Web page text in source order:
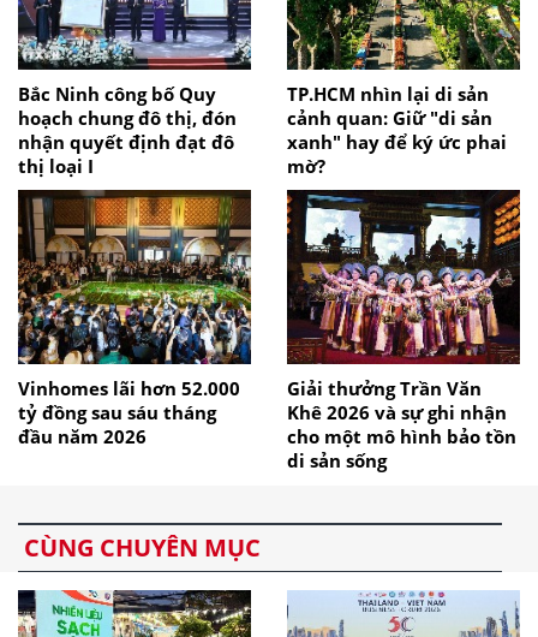
Bắc Ninh công bố Quy
hoạch chung đô thị, đón
nhận quyết định đạt đô
thị loại I
TP.HCM nhìn lại di sản
cảnh quan: Giữ "di sản
xanh" hay để ký ức phai
mờ?
Vinhomes lãi hơn 52.000
tỷ đồng sau sáu tháng
đầu năm 2026
Giải thưởng Trần Văn
Khê 2026 và sự ghi nhận
cho một mô hình bảo tồn
di sản sống
CÙNG CHUYÊN MỤC